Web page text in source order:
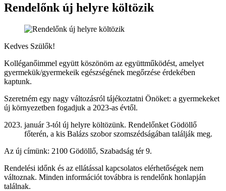
Rendelőnk új helyre költözik
Kedves Szülők!
Kolléganőimmel együtt köszönöm az együttműködést, amelyet
gyermekük/gyermekeik egészségének megőrzése érdekében
kaptunk.
Szeretném egy nagy változásról tájékoztatni Önöket: a gyermekeket
új környezetben fogadjuk a 2023-as évtől.
január 3-tól új helyre költözünk. Rendelőnket Gödöllő
főterén, a kis Balázs szobor szomszédságában találják meg.
Az új címünk: 2100 Gödöllő, Szabadság tér 9.
Rendelési időnk és az ellátással kapcsolatos elérhetőségek nem
változnak. Minden információt továbbra is rendelőnk honlapján
találnak.